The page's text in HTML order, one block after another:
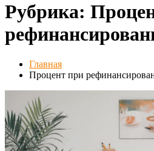
Рубрика:
Главная
Процент при